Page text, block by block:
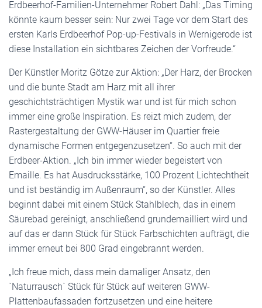
Erdbeerhof-Familien-Unternehmer Robert Dahl: „Das Timing
könnte kaum besser sein: Nur zwei Tage vor dem Start des
ersten Karls Erdbeerhof Pop-up-Festivals in Wernigerode ist
diese Installation ein sichtbares Zeichen der Vorfreude.“
Der Künstler Moritz Götze zur Aktion: „Der Harz, der Brocken
und die bunte Stadt am Harz mit all ihrer
geschichtsträchtigen Mystik war und ist für mich schon
immer eine große Inspiration. Es reizt mich zudem, der
Rastergestaltung der GWW-Häuser im Quartier freie
dynamische Formen entgegenzusetzen“. So auch mit der
Erdbeer-Aktion. „Ich bin immer wieder begeistert von
Emaille. Es hat Ausdrucksstärke, 100 Prozent Lichtechtheit
und ist beständig im Außenraum“, so der Künstler. Alles
beginnt dabei mit einem Stück Stahlblech, das in einem
Säurebad gereinigt, anschließend grundemailliert wird und
auf das er dann Stück für Stück Farbschichten aufträgt, die
immer erneut bei 800 Grad eingebrannt werden.
„Ich freue mich, dass mein damaliger Ansatz, den
`Naturrausch` Stück für Stück auf weiteren GWW-
Plattenbaufassaden fortzusetzen und eine heitere